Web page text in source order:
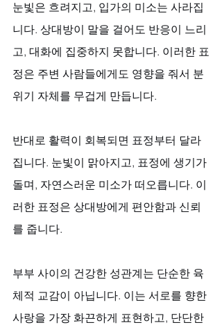
눈빛은 흐려지고, 입가의 미소는 사라집
니다. 상대방이 말을 걸어도 반응이 느리
고, 대화에 집중하지 못합니다. 이러한 표
정은 주변 사람들에게도 영향을 줘서 분
위기 자체를 무겁게 만듭니다.
반대로 활력이 회복되면 표정부터 달라
집니다. 눈빛이 맑아지고, 표정에 생기가
돌며, 자연스러운 미소가 떠오릅니다. 이
러한 표정은 상대방에게 편안함과 신뢰
를 줍니다.
부부 사이의 건강한 성관계는 단순한 육
체적 교감이 아닙니다. 이는 서로를 향한
사랑을 가장 화끈하게 표현하고, 단단한